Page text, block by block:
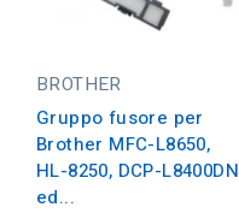
BROTHER
Gruppo fusore per
Brother MFC-L8650,
HL-8250, DCP-L8400DN
ed...